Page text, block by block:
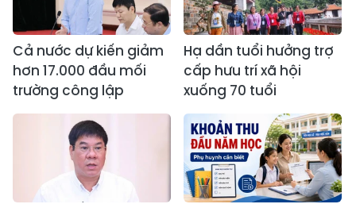
Cả nước dự kiến giảm
hơn 17.000 đầu mối
trường công lập
Hạ dần tuổi hưởng trợ
cấp hưu trí xã hội
xuống 70 tuổi